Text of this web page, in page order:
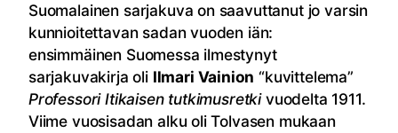
Suomalainen sarjakuva on saavuttanut jo varsin
kunnioitettavan sadan vuoden iän:
ensimmäinen Suomessa ilmestynyt
sarjakuvakirja oli Ilmari Vainion “kuvittelema”
Professori Itikaisen tutkimusretkivuodelta 1911.
Viime vuosisadan alku oli Tolvasen mukaan